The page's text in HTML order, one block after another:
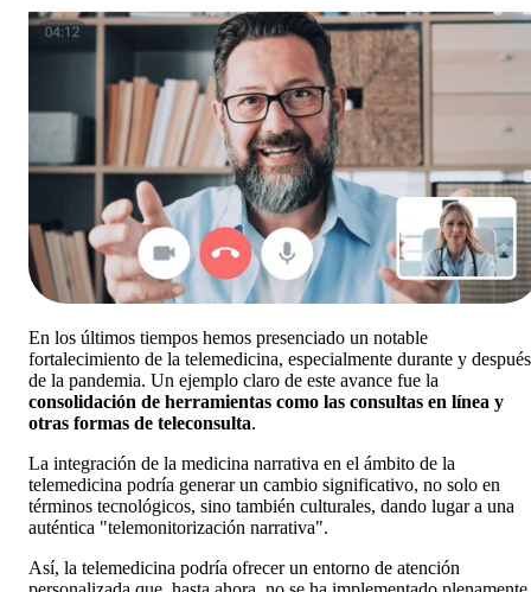
En los últimos tiempos hemos presenciado un notable
fortalecimiento de la telemedicina, especialmente durante y después
de la pandemia. Un ejemplo claro de este avance fue la
consolidación de herramientas como las consultas en línea y
otras formas de teleconsulta.
La integración de la medicina narrativa en el ámbito de la
telemedicina podría generar un cambio significativo, no solo en
términos tecnológicos, sino también culturales, dando lugar a una
auténtica "telemonitorización narrativa".
Así, la telemedicina podría ofrecer un entorno de atención